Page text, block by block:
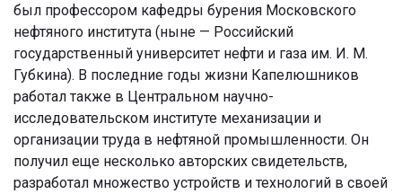
был профессором кафедры бурения Московского
нефтяного института (ныне — Российский
государственный университет нефти и газа им. И. М.
Губкина). В последние годы жизни Капелюшников
работал также в Центральном научно-
исследовательском институте механизации и
организации труда в нефтяной промышленности. Он
получил еще несколько авторских свидетельств,
разработал множество устройств и технологий в своей